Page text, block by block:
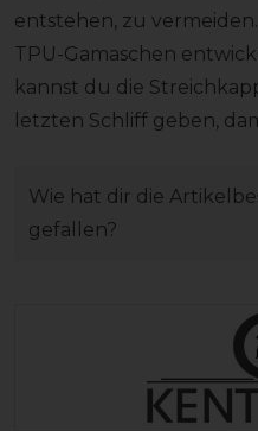
entstehen, zu
TPU-Gamaschen
kannst du die
letzten Schliff geben,
Wie hat dir die
gefallen?